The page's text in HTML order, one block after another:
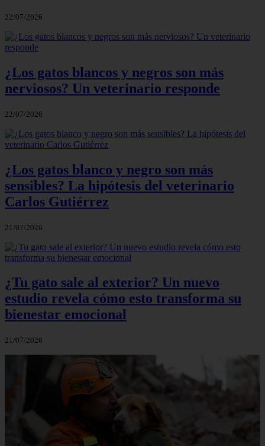
22/07/2026
¿Los gatos blancos y negros son más
nerviosos? Un veterinario responde
22/07/2026
¿Los gatos blanco y negro son más
sensibles? La hipótesis del veterinario
Carlos Gutiérrez
21/07/2026
¿Tu gato sale al exterior? Un nuevo
estudio revela cómo esto transforma su
bienestar emocional
21/07/2026